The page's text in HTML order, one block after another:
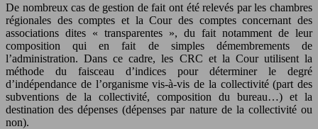
De nombreux cas de gestion de fait ont été relevés par les chambres
régionales des comptes et la Cour des comptes concernant des
associations dites « transparentes », du fait notamment de leur
composition qui en fait de simples démembrements de
l’administration. Dans ce cadre, les CRC et la Cour utilisent la
méthode du faisceau d’indices pour déterminer le degré
d’indépendance de l’organisme vis-à-vis de la collectivité (part des
subventions de la collectivité, composition du bureau…) et la
destination des dépenses (dépenses par nature de la collectivité ou
non).